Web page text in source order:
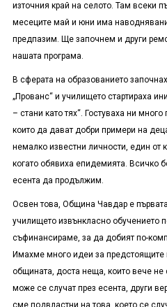
източния край на селото. Там всеки
месеците май и юни има
предпазим. Ще започнем и други
нашата програма.
В сферата на образованието
„Прованс“ и училището стартираха
– стани като тях“. Гостуваха ни
които да дават добри примери на
немалко известни личности, един от
когато обявиха епидемията. Всичко
есента да продължим.
Освен това, Община Чавдар е
училището извънкласно обучението
съфинансираме, за да добият по-
Имахме много идеи за предстоящите
общината, доста неща, които вече не
може се случат през есента, други